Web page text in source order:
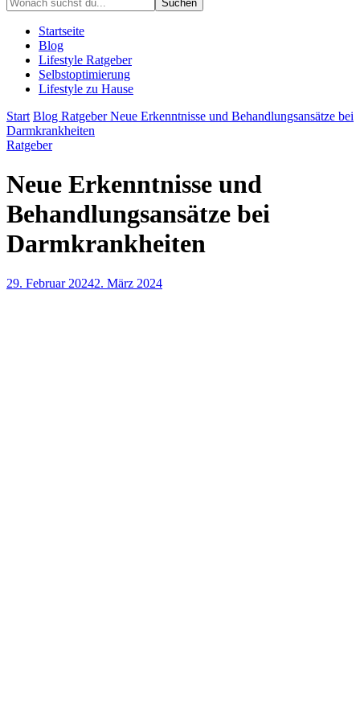
Startseite
Blog
Lifestyle Ratgeber
Selbstoptimierung
Lifestyle zu Hause
Start Blog RatgeberNeue Erkenntnisse und Behandlungsansätze bei
Darmkrankheiten
Ratgeber
Neue Erkenntnisse und
Behandlungsansätze bei
Darmkrankheiten
29. Februar 20242. März 2024